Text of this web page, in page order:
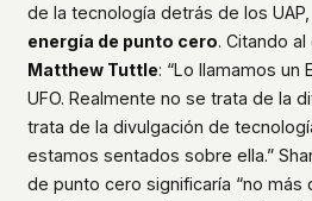
de la tecnología detrás de los
energía de punto cero. Citando
Matthew Tuttle: “Lo llamamos un
UFO. Realmente no se trata de la
trata de la divulgación de
estamos sentados sobre ella.”
de punto cero significaría “no más